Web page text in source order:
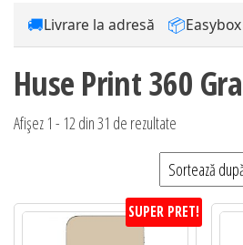
🚚Livrare la adresă 📦Easybox
Huse Print 360
Afișez 1 - 12 din 31 de rezultate
după
preț:
de
la
SUPER PRET!